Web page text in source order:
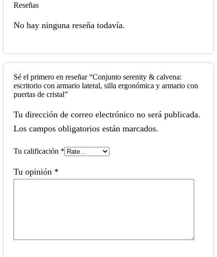
Reseñas
No hay ninguna reseña todavía.
Sé el primero en reseñar “Conjunto serenity & calvena:
escritorio con armario lateral, silla ergonómica y armario con
puertas de cristal”
Tu dirección de correo electrónico no será publicada.
Los campos obligatorios están marcados.
Tu calificación *
Tu opinión *